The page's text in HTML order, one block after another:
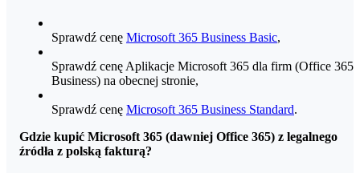
Sprawdź cenę Microsoft 365 Business Basic,
Sprawdź cenę Aplikacje Microsoft 365 dla firm (Office 365
Business) na obecnej stronie,
Sprawdź cenę Microsoft 365 Business Standard.
Gdzie kupić Microsoft 365 (dawniej Office 365) z legalnego
źródła z polską fakturą?